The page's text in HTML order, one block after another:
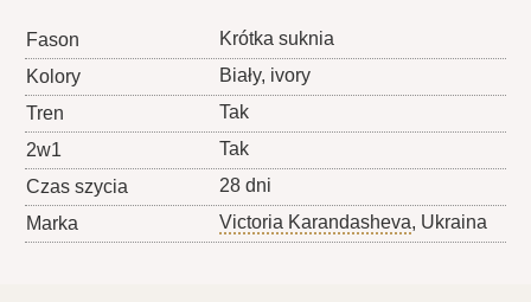
Fason
Krótka suknia
Kolory
Biały, ivory
Tren
Tak
2w1
Tak
Czas szycia
28 dni
Marka
Victoria Karandasheva, Ukraina